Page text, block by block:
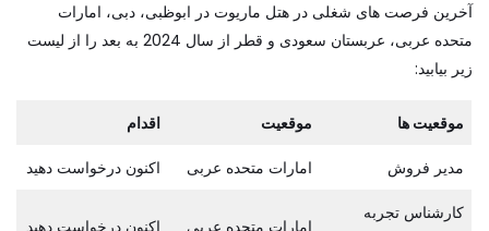
آخرین فرصت های شغلی در هتل ماریوت در ابوظبی، دبی، امارات
متحده عربی، عربستان سعودی و قطر از سال 2024 به بعد را از لیست
زیر بیابید:
موقعیت ها موقعیت اقدام
مدیر فروش امارات متحده عربی اکنون درخواست دهید
کارشناس تجربه